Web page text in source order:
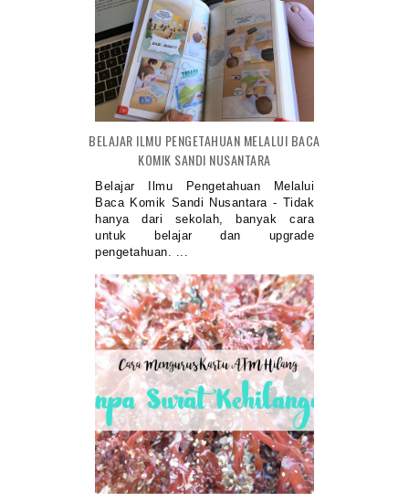
BELAJAR ILMU PENGETAHUAN MELALUI BACA
KOMIK SANDI NUSANTARA
Belajar Ilmu Pengetahuan Melalui
Baca Komik Sandi Nusantara - Tidak
hanya dari sekolah, banyak cara
untuk belajar dan upgrade
pengetahuan. ...